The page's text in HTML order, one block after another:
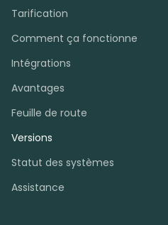
Tarification
Comment ça fonctionne
Intégrations
Avantages
Feuille de route
Versions
Statut des systèmes
Assistance